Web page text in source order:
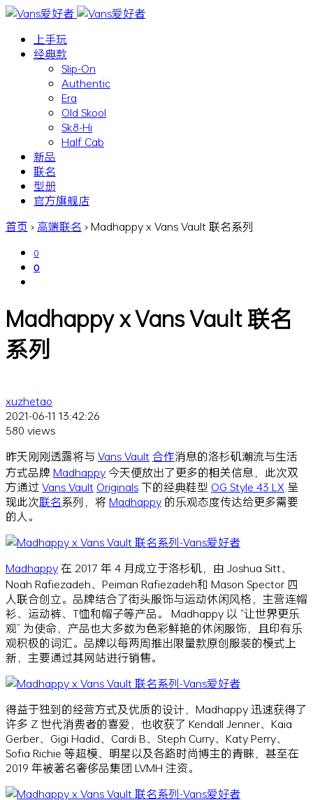
上手玩
经典款
Slip-On
Authentic
Era
Old Skool
Sk8-Hi
Half Cab
新品
联名
型册
官方旗舰店
首页 › 高端联名 ›Madhappy x Vans Vault 联名系列
0
0
Madhappy x Vans Vault 联名
系列
xuzhetao
2021-06-11 13:42:26
580 views
昨天刚刚透露将与 Vans Vault合作消息的洛杉矶潮流与生活
方式品牌Madhappy今天便放出了更多的相关信息，此次双
方通过 Vans Vault Originals下的经典鞋型 OG Style 43 LX 呈
现此次联名系列，将 Madhappy 的乐观态度传达给更多需要
的人。
Madhappy在 2017 年 4 月成立于洛杉矶，由 Joshua Sitt、
Noah Rafiezadeh、Peiman Rafiezadeh和 Mason Spector 四
人联合创立。品牌结合了街头服饰与运动休闲风格，主营连帽
衫、运动裤、T恤和帽子等产品。 Madhappy 以 “让世界更乐
观” 为使命，产品也大多数为色彩鲜艳的休闲服饰，且印有乐
观积极的词汇。品牌以每两周推出限量款原创服装的模式上
新，主要通过其网站进行销售。
得益于独到的经营方式及优质的设计，Madhappy 迅速获得了
许多 Z 世代消费者的喜爱，也收获了 Kendall Jenner、Kaia
Gerber、Gigi Hadid、Cardi B、Steph Curry、Katy Perry、
Sofia Richie 等超模、明星以及各路时尚博主的青睐，甚至在
2019 年被著名奢侈品集团 LVMH 注资。